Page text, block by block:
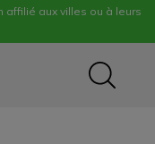
affilié aux villes ou à leurs